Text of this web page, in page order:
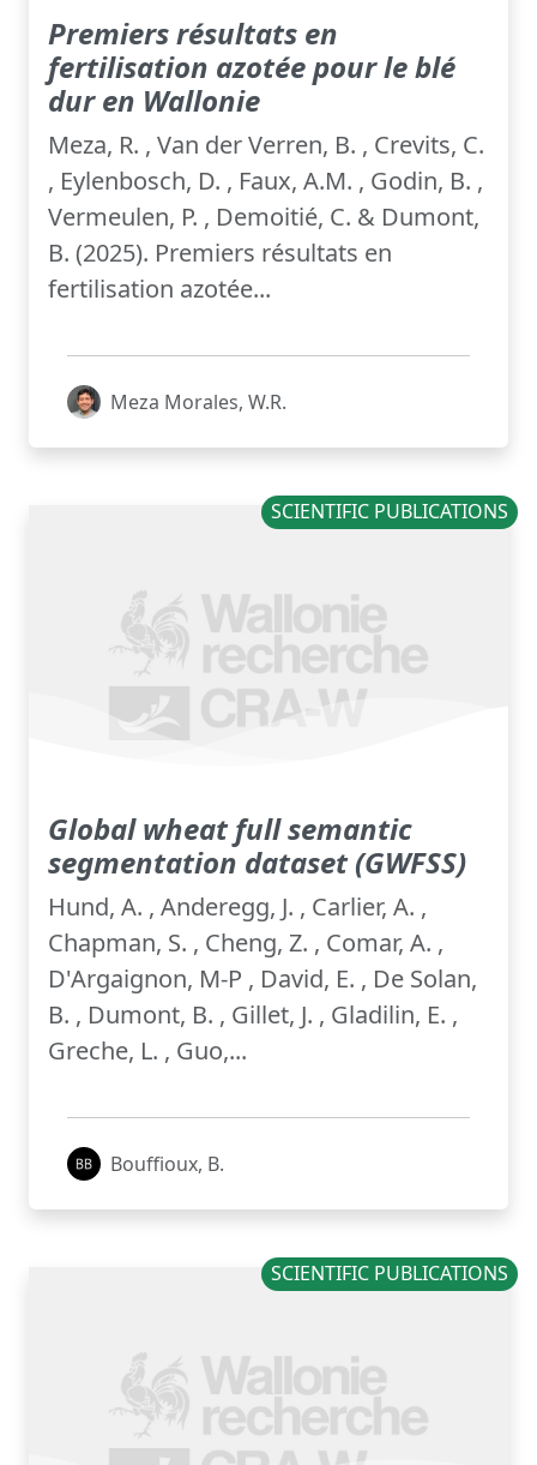
Premiers résultats en
fertilisation azotée pour le blé
dur en Wallonie
Meza, R. , Van der Verren, B. , Crevits, C.
, Eylenbosch, D. , Faux, A.M. , Godin, B. ,
Vermeulen, P. , Demoitié, C. & Dumont,
B. (2025). Premiers résultats en
fertilisation azotée...
Meza Morales, W.R.
SCIENTIFIC PUBLICATIONS
Global wheat full semantic
segmentation dataset (GWFSS)
Hund, A. , Anderegg, J. , Carlier, A. ,
Chapman, S. , Cheng, Z. , Comar, A. ,
D'Argaignon, M-P , David, E. , De Solan,
B. , Dumont, B. , Gillet, J. , Gladilin, E. ,
Greche, L. , Guo,...
Bouffioux, B.
SCIENTIFIC PUBLICATIONS